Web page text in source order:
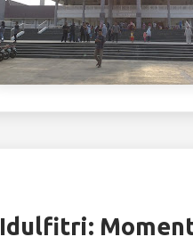
Idulfitri: